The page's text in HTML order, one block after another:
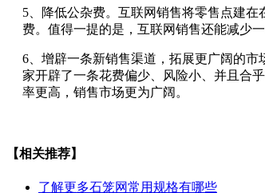
5、降低公杂费。互联网销售将零售点建
费。值得一提的是，互联网销售还能减少一
6、增辟一条新销售渠道，拓展更广阔的
家开辟了一条花费偏少、风险小、并且合
率更高，销售市场更为广阔。
【相关推荐】
了解更多石笼网常用规格有哪些